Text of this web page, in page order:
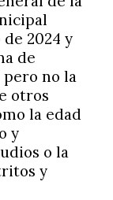
2024 y
de
no la
otros
la edad
y
o la
y